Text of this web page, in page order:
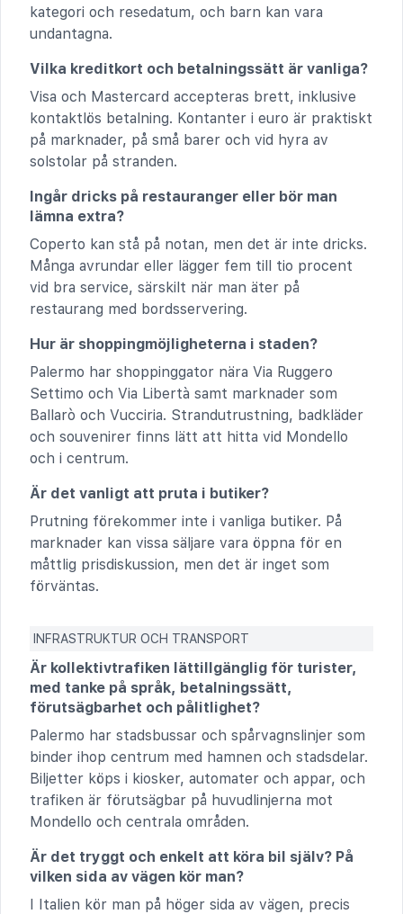
kategori och resedatum, och barn kan vara
undantagna.
Vilka kreditkort och betalningssätt är vanliga?
Visa och Mastercard accepteras brett, inklusive
kontaktlös betalning. Kontanter i euro är praktiskt
på marknader, på små barer och vid hyra av
solstolar på stranden.
Ingår dricks på restauranger eller bör man
lämna extra?
Coperto kan stå på notan, men det är inte dricks.
Många avrundar eller lägger fem till tio procent
vid bra service, särskilt när man äter på
restaurang med bordsservering.
Hur är shoppingmöjligheterna i staden?
Palermo har shoppinggator nära Via Ruggero
Settimo och Via Libertà samt marknader som
Ballarò och Vucciria. Strandutrustning, badkläder
och souvenirer finns lätt att hitta vid Mondello
och i centrum.
Är det vanligt att pruta i butiker?
Prutning förekommer inte i vanliga butiker. På
marknader kan vissa säljare vara öppna för en
måttlig prisdiskussion, men det är inget som
förväntas.
INFRASTRUKTUR OCH TRANSPORT
Är kollektivtrafiken lättillgänglig för turister,
med tanke på språk, betalningssätt,
förutsägbarhet och pålitlighet?
Palermo har stadsbussar och spårvagnslinjer som
binder ihop centrum med hamnen och stadsdelar.
Biljetter köps i kiosker, automater och appar, och
trafiken är förutsägbar på huvudlinjerna mot
Mondello och centrala områden.
Är det tryggt och enkelt att köra bil själv? På
vilken sida av vägen kör man?
I Italien kör man på höger sida av vägen, precis